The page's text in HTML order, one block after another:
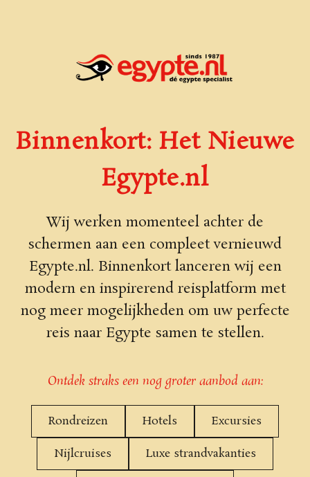
Binnenkort: Het Nieuwe
Egypte.nl
Wij werken momenteel achter de
schermen aan een compleet vernieuwd
Egypte.nl. Binnenkort lanceren wij een
modern en inspirerend reisplatform met
nog meer mogelijkheden om uw perfecte
reis naar Egypte samen te stellen.
Ontdek straks een nog groter aanbod aan:
Rondreizen Hotels Excursies
Nijlcruises Luxe strandvakanties